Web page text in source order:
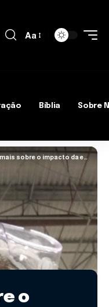
Aa
Bíblia Sobre
enfermagem na prevenção de complicações em idosos com doenças cardiovasculares, com Nathalia Belletato
o